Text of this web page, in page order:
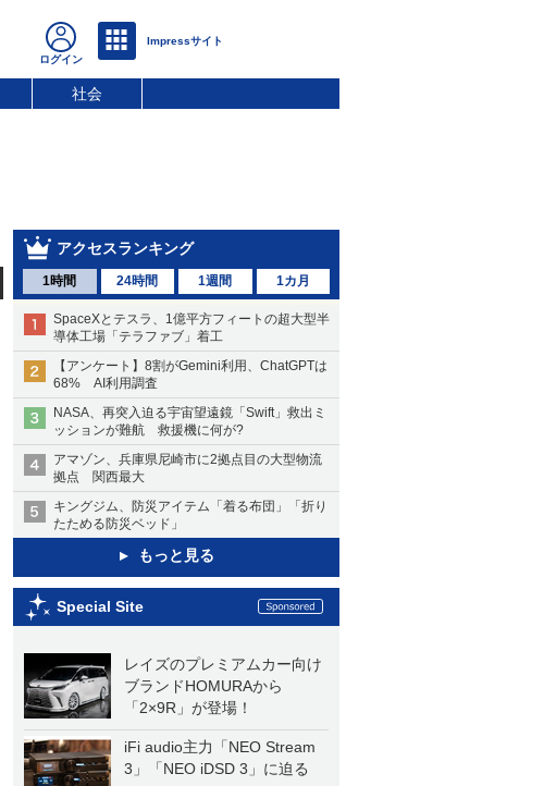
社会
アクセスランキング
1時間 24時間 1週間 1カ月
SpaceXとテスラ、1億平方フィートの超大型半
導体工場「テラファブ」着工
【アンケート】8割がGemini利用、ChatGPTは
68% AI利用調査
NASA、再突入迫る宇宙望遠鏡「Swift」救出ミ
ッションが難航 救援機に何が?
アマゾン、兵庫県尼崎市に2拠点目の大型物流
拠点 関西最大
キングジム、防災アイテム「着る布団」「折り
たためる防災ベッド」
もっと見る
Special Site
レイズのプレミアムカー向け
ブランドHOMURAから
「2×9R」が登場！
iFi audio主力「NEO Stream
3」「NEO iDSD 3」に迫る